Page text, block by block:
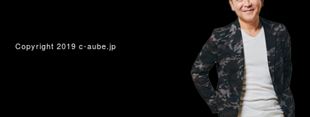
Copyright 2019 c-aube.jp